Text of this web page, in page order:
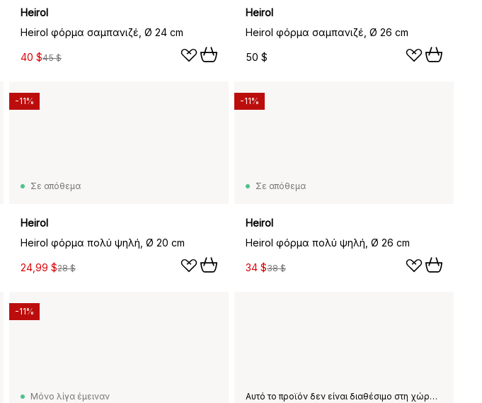
Heirol
Heirol φόρμα σαμπανιζέ, Ø 24 cm
40 $45 $
Heirol
Heirol φόρμα σαμπανιζέ, Ø 26 cm
50 $
Σε απόθεμα
Heirol
Heirol φόρμα πολύ ψηλή, Ø 20 cm
24,99 $28 $
-11%
Σε απόθεμα
Heirol
Heirol φόρμα πολύ ψηλή, Ø 26 cm
34 $38 $
-11%
Μόνο λίγα έμειναν
-11%
Αυτό το προϊόν δεν είναι διαθέσιμο στη χώρα παράδοσης που έχετε επιλέξει.